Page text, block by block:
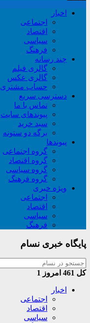
اخبار
اجتماعی
اقتصاد
سیاسی
فرهنگ
چند رسانه
گالری فیلم
گالری عکس
حساب مشتری
دسترسی سریع
تماس با ما
پیوندهای سایت
سبد خريد
برگه دو ستونه
پیوندها
گروه اجتماعی
گروه اقتصاد
گروه سیاسی
گروه فرهنگ
ویژه خبری
اجتماعی
اقتصاد
سیاسی
فرهنگ
پایگاه خبری نسام
کل امروز 1
اخبار
اجتماعی
اقتصاد
سیاسی